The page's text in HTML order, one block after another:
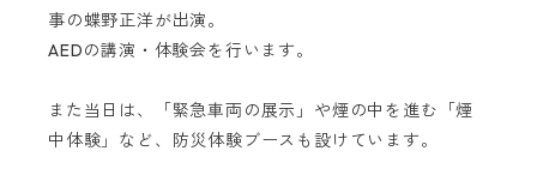
事の蝶野正洋が出演。
AEDの講演・体験会を行います。
また当日は、「緊急車両の展示」や煙の中を進む「煙
中体験」など、防災体験ブースも設けています。